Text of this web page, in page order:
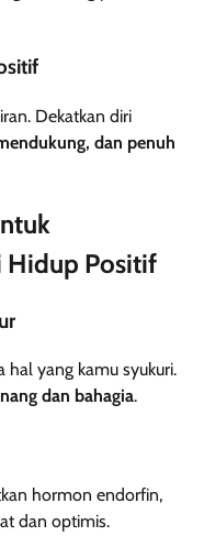
Dekatkan diri
dan penuh
Hidup Positif
hal yang kamu syukuri.
dan bahagia.
hormon endorfin,
dan optimis.